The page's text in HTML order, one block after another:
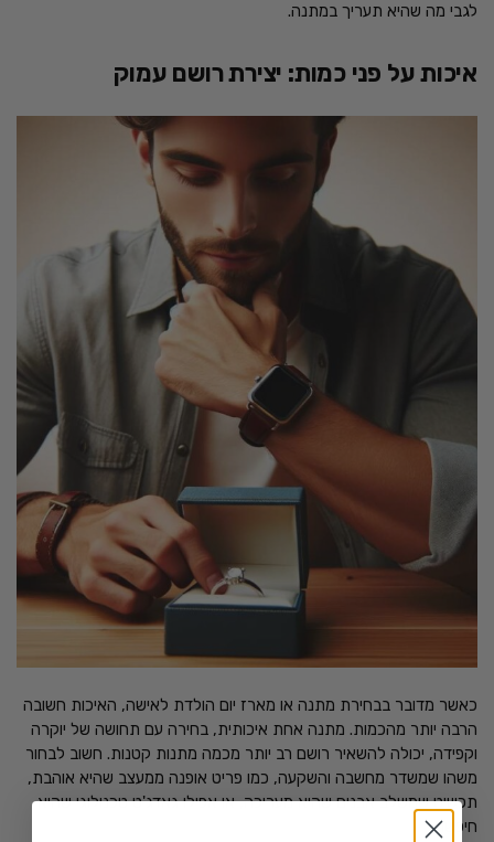
לגבי מה שהיא תעריך במתנה.
איכות על פני כמות: יצירת רושם עמוק
כאשר מדובר בבחירת מתנה או מארז יום הולדת לאישה, האיכות חשובה
הרבה יותר מהכמות. מתנה אחת איכותית, בחירה עם תחושה של יוקרה
וקפידה, יכולה להשאיר רושם רב יותר מכמה מתנות קטנות. חשוב לבחור
משהו שמשדר מחשבה והשקעה, כמו פריט אופנה ממעצב שהיא אוהבת,
תכשיט שמשלב אבנים שהיא מעריכה, או אפילו גאדג'ט טכנולוגי שהיא
חיפשה.